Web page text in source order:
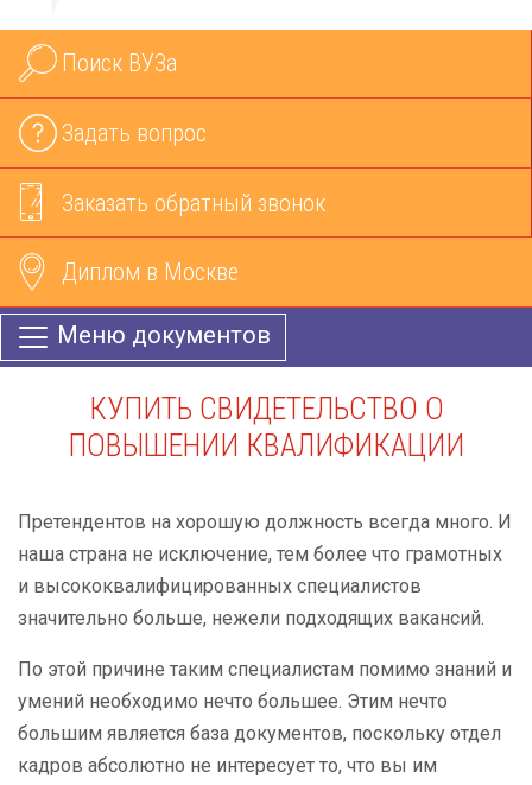
Поиск ВУЗа
Задать вопрос
Заказать обратный звонок
Диплом в Москве
Меню документов
КУПИТЬ СВИДЕТЕЛЬСТВО О
ПОВЫШЕНИИ КВАЛИФИКАЦИИ
Претендентов на хорошую должность всегда много. И
наша страна не исключение, тем более что грамотных
и высококвалифицированных специалистов
значительно больше, нежели подходящих вакансий.
По этой причине таким специалистам помимо знаний и
умений необходимо нечто большее. Этим нечто
большим является база документов, поскольку отдел
кадров абсолютно не интересует то, что вы им